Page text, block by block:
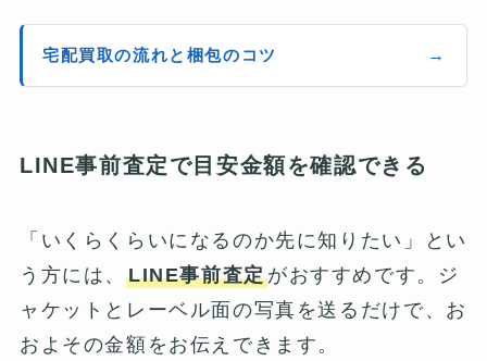
宅配買取の流れと梱包のコツ
LINE事前査定で目安金額を確認できる
「いくらくらいになるのか先に知りたい」とい
う方には、 LINE事前査定がおすすめです。ジ
ャケットとレーベル面の写真を送るだけで、お
およその金額をお伝えできます。